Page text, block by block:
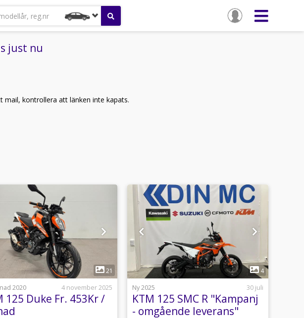
reg.nr
just nu
mail, kontrollera att länken inte kapats.
21
2020
4 november 2025
125 Duke Fr. 453Kr /
1
4
Ny 2025
30 juli
KTM 125 SMC R "Kampanj
- omgående leverans"